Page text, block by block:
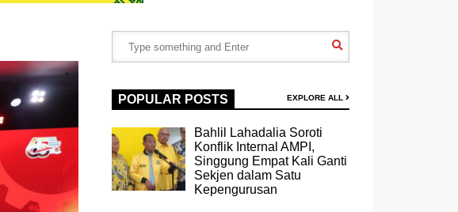
POPULAR POSTS EXPLORE ALL
Bahlil Lahadalia Soroti
Konflik Internal AMPI,
Singgung Empat Kali Ganti
Sekjen dalam Satu
Kepengurusan